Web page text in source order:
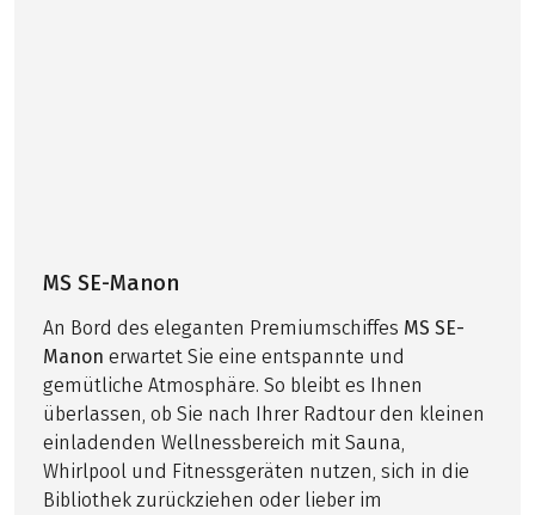
OPTIONAL
Mitnahme eigenes Rad /eigenes Elektrorad € 49,-
(nur auf Anfrage, begrenzt)
Helm € 45,-/Woche, Reservierung erforderlich und
zahlbar vor Ort
MS SE-Manon
An Bord des eleganten Premiumschiffes MS SE-
Manon erwartet Sie eine entspannte und
gemütliche Atmosphäre. So bleibt es Ihnen
überlassen, ob Sie nach Ihrer Radtour den kleinen
einladenden Wellnessbereich mit Sauna,
Whirlpool und Fitnessgeräten nutzen, sich in die
Bibliothek zurückziehen oder lieber im